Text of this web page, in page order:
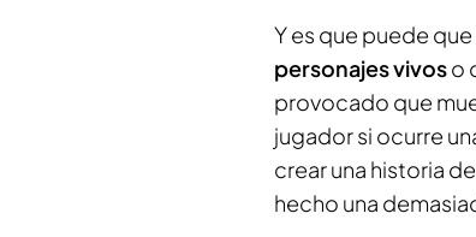
Y es que puede
personajes vivoso
provocado que
jugador si ocurre
crear una historia
hecho una